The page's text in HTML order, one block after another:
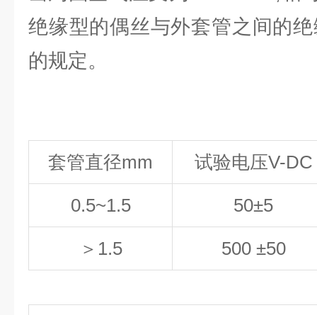
绝缘型的偶丝与外套管之间的
的规定。
套管直径mm 试验电压V-DC
0.5~1.5 50±5
＞ 1.5 500 ±50